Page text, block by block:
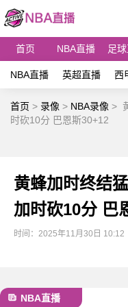
首页 NBA直播 足
NBA直播 英超直播 西
首页 > 录像 > NBA录像 >
时砍10分 巴恩斯30+12
黄蜂加时终结
加时砍10分 巴
时间：2025年11月30日 10:12
NBA直播